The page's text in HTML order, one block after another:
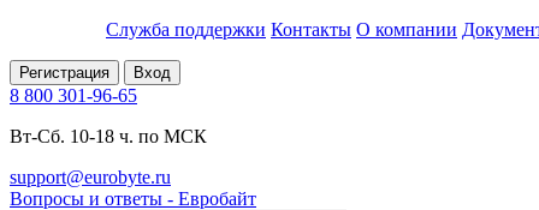
Служба поддержки Контакты О компании
Регистрация Вход
8 800 301-96-65
Вт-Сб. 10-18 ч. по МСК
support@eurobyte.ru
Вопросы и ответы - Евробайт